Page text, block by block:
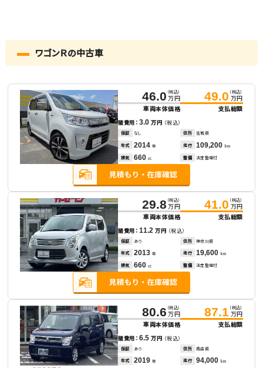
ワゴンＲの中古車
46.0 （税込）
万円
車両本体価格
49.0 （税込）
万円
支払総額
諸費用：3.0万円 （税込）
保証 なし 住所 宮城県
年式 2014 年 走行 109,200 km
排気 660 cc 整備 法定整備付
29.8 （税込）
万円
車両本体価格
41.0 （税込）
万円
支払総額
諸費用：11.2万円 （税込）
保証 あり 住所 神奈川県
年式 2013 年 走行 19,600 km
排気 660 cc 整備 法定整備付
80.6 （税込）
万円
車両本体価格
87.1 （税込）
万円
支払総額
諸費用：6.5万円 （税込）
保証 あり 住所 青森県
年式 2019 年 走行 94,000 km